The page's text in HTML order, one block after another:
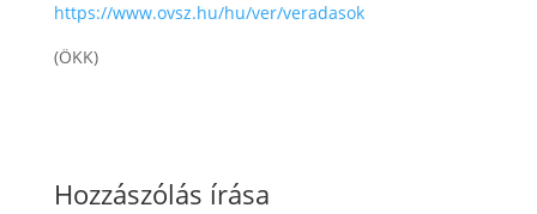
https://www.ovsz.hu/hu/ver/veradasok
(ÖKK)
Hozzászólás írása